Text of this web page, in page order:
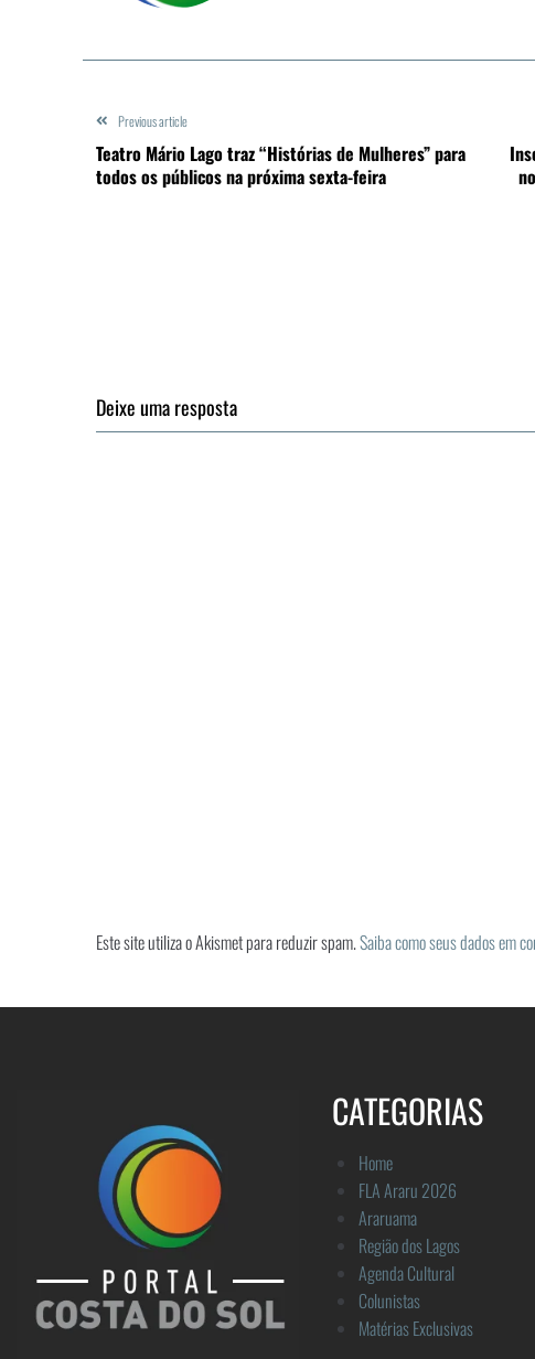
Previous article
Teatro Mário Lago traz “Histórias de Mulheres” para
todos os públicos na próxima sexta-feira
Deixe uma resposta
Este site utiliza o Akismet para reduzir spam.Saiba como seus dados em
CATEGORIAS
Home
FLA Araru 2026
Araruama
Região dos Lagos
Agenda Cultural
Colunistas
Matérias Exclusivas